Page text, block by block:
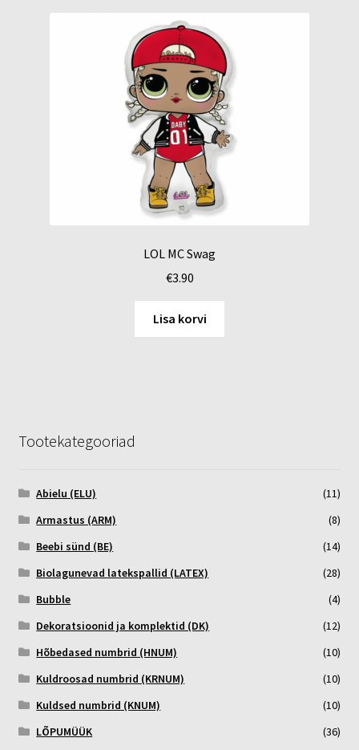
LOL MC Swag
€3.90
Lisa korvi
Tootekategooriad
Abielu (ELU)
(11)
Armastus (ARM)
(8)
Beebi sünd (BE)
(14)
Biolagunevad latekspallid (LATEX)
(28)
Bubble
(4)
Dekoratsioonid ja komplektid (DK)
(12)
Hõbedased numbrid (HNUM)
(10)
Kuldroosad numbrid (KRNUM)
(10)
Kuldsed numbrid (KNUM)
(10)
LÕPUMÜÜK
(36)